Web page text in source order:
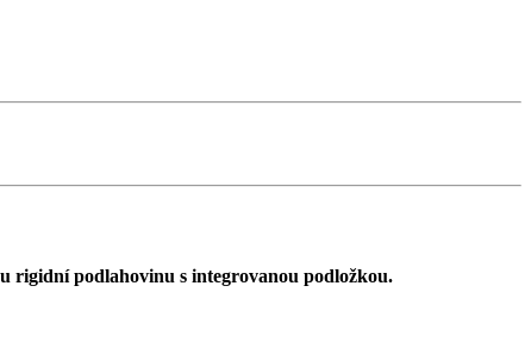
rigidní podlahovinu s integrovanou podložkou.